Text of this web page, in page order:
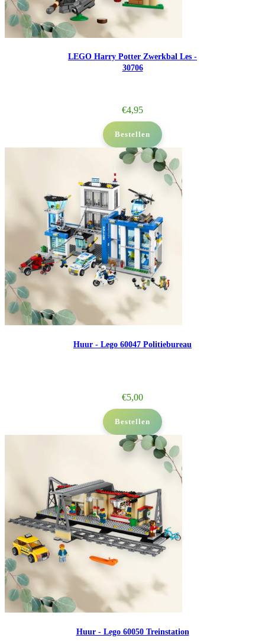
LEGO Harry Potter Zwerkbal Les -
30706
€4,95
Bestellen
Huur - Lego 60047 Politiebureau
€5,00
Bestellen
Huur - Lego 60050 Treinstation